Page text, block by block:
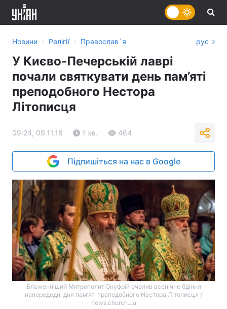
Новини › Релігії › Православ`я рус
У Києво-Печерській лаврі
почали святкувати день пам’яті
преподобного Нестора
Літописця
09:24, 09.11.18 1 хв. 464
Підпишіться на нас в Google
Блаженніший Митрополит Онуфрій очолив всенічне бдіння
напередодні дня пам’яті преподобного Нестора Літописця /
news.church.ua